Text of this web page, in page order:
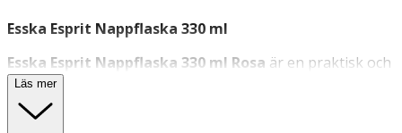
Esska Esprit Nappflaska 330 ml
Esska Esprit Nappflaska 330 ml Rosa är en praktisk och
ergonomiskt utformad nappflaska som passar både barn
och vuxna händer. Flaskan har tydlig gradering på både
flaska och lock – enkelt att mäta upp rätt mängd. Locket
Läs mer